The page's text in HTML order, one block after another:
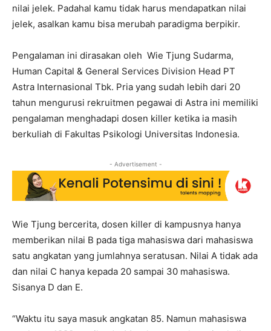
nilai jelek. Padahal kamu tidak harus mendapatkan nilai
jelek, asalkan kamu bisa merubah paradigma berpikir.
Pengalaman ini dirasakan oleh Wie Tjung Sudarma,
Human Capital & General Services Division Head PT
Astra Internasional Tbk. Pria yang sudah lebih dari 20
tahun mengurusi rekruitmen pegawai di Astra ini memiliki
pengalaman menghadapi dosen killer ketika ia masih
berkuliah di Fakultas Psikologi Universitas Indonesia.
- Advertisement -
Wie Tjung bercerita, dosen killer di kampusnya hanya
memberikan nilai B pada tiga mahasiswa dari mahasiswa
satu angkatan yang jumlahnya seratusan. Nilai A tidak ada
dan nilai C hanya kepada 20 sampai 30 mahasiswa.
Sisanya D dan E.
“Waktu itu saya masuk angkatan 85. Namun mahasiswa